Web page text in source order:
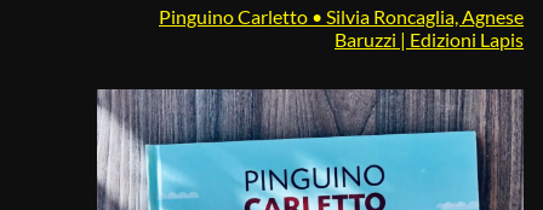
Pinguino Carletto • Silvia Roncaglia, Agnese
Baruzzi | Edizioni Lapis